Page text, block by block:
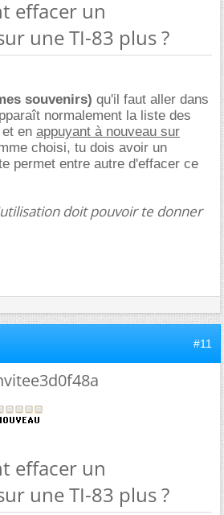
effacer un
une TI-83 plus ?
souvenirs) qu'il faut aller dans
normalement la liste des
en appuyant à nouveau sur
choisi, tu dois avoir un
permet entre autre d'effacer ce
doit pouvoir te donner
#11
effacer un
une TI-83 plus ?